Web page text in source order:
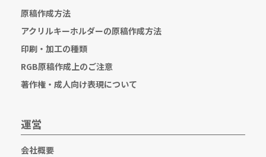
原稿作成方法
アクリルキーホルダーの原稿作成方法
印刷・加工の種類
RGB原稿作成上のご注意
著作権・成人向け表現について
運営
会社概要